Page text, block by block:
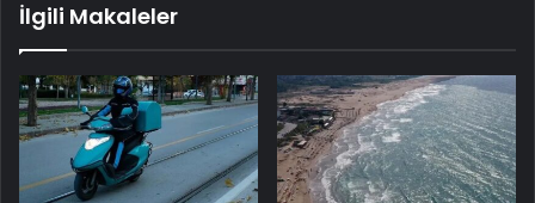
İlgili Makaleler